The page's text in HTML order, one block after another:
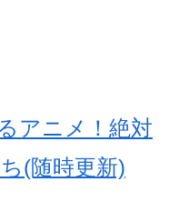
アニメ！絶対
(随時更新)